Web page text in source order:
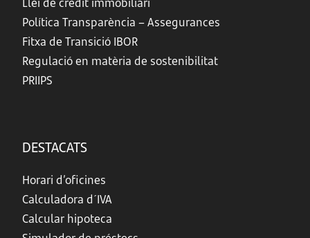
Política Transparència – Assegurances
Fitxa de Transició IBOR
Regulació en matèria de sostenibilitat
PRIIPS
DESTACATS
Horari d’oficines
Calculadora d´IVA
Calcular hipoteca